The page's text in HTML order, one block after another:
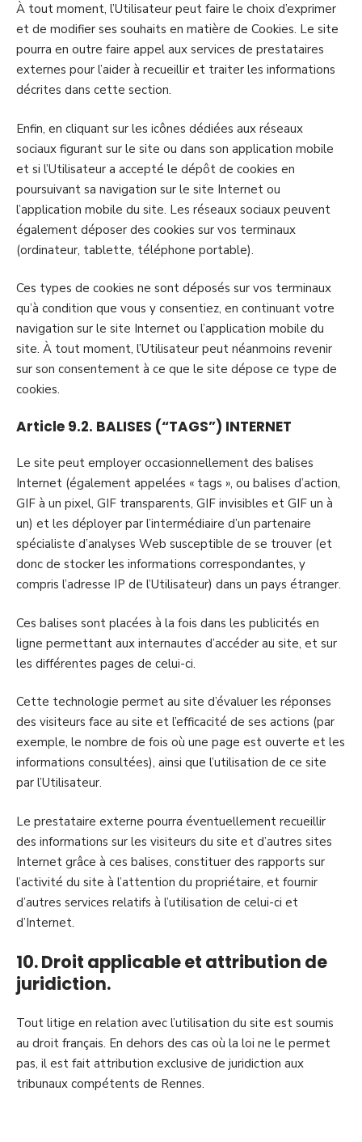
À tout moment, l’Utilisateur peut faire le choix d’exprimer
et de modifier ses souhaits en matière de Cookies. Le site
pourra en outre faire appel aux services de prestataires
externes pour l’aider à recueillir et traiter les informations
décrites dans cette section.
Enfin, en cliquant sur les icônes dédiées aux réseaux
sociaux figurant sur le site ou dans son application mobile
et si l’Utilisateur a accepté le dépôt de cookies en
poursuivant sa navigation sur le site Internet ou
l’application mobile du site. Les réseaux sociaux peuvent
également déposer des cookies sur vos terminaux
(ordinateur, tablette, téléphone portable).
Ces types de cookies ne sont déposés sur vos terminaux
qu’à condition que vous y consentiez, en continuant votre
navigation sur le site Internet ou l’application mobile du
site. À tout moment, l’Utilisateur peut néanmoins revenir
sur son consentement à ce que le site dépose ce type de
cookies.
Article 9.2. BALISES (“TAGS”) INTERNET
Le site peut employer occasionnellement des balises
Internet (également appelées « tags », ou balises d’action,
GIF à un pixel, GIF transparents, GIF invisibles et GIF un à
un) et les déployer par l’intermédiaire d’un partenaire
spécialiste d’analyses Web susceptible de se trouver (et
donc de stocker les informations correspondantes, y
compris l’adresse IP de l’Utilisateur) dans un pays étranger.
Ces balises sont placées à la fois dans les publicités en
ligne permettant aux internautes d’accéder au site, et sur
les différentes pages de celui-ci.
Cette technologie permet au site d’évaluer les réponses
des visiteurs face au site et l’efficacité de ses actions (par
exemple, le nombre de fois où une page est ouverte et les
informations consultées), ainsi que l’utilisation de ce site
par l’Utilisateur.
Le prestataire externe pourra éventuellement recueillir
des informations sur les visiteurs du site et d’autres sites
Internet grâce à ces balises, constituer des rapports sur
l’activité du site à l’attention du propriétaire, et fournir
d’autres services relatifs à l’utilisation de celui-ci et
d’Internet.
10. Droit applicable et attribution de
juridiction.
Tout litige en relation avec l’utilisation du site est soumis
au droit français. En dehors des cas où la loi ne le permet
pas, il est fait attribution exclusive de juridiction aux
tribunaux compétents de Rennes.